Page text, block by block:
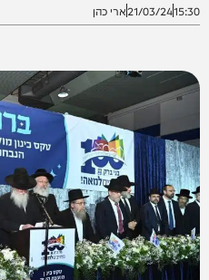
15:30
21/03/24ארי כהן